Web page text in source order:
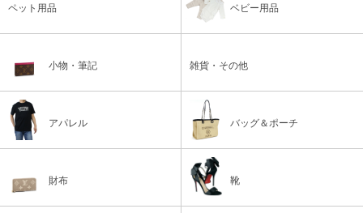
ペット用品 ベビー用品
小物・筆記 雑貨・その他
アパレル バッグ＆ポーチ
財布 靴